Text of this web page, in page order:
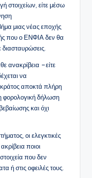
στοιχείων, είτε μέσω
μιας νέας εποχής
που ο ΕΝΦΙΑ δεν θα
ανακρίβεια –είτε
να
κράτος αποκτά πλήρη
φορολογική δήλωση
και όχι
οι ελεγκτικές
ποιοι
που δεν
ή στις οφειλές τους.